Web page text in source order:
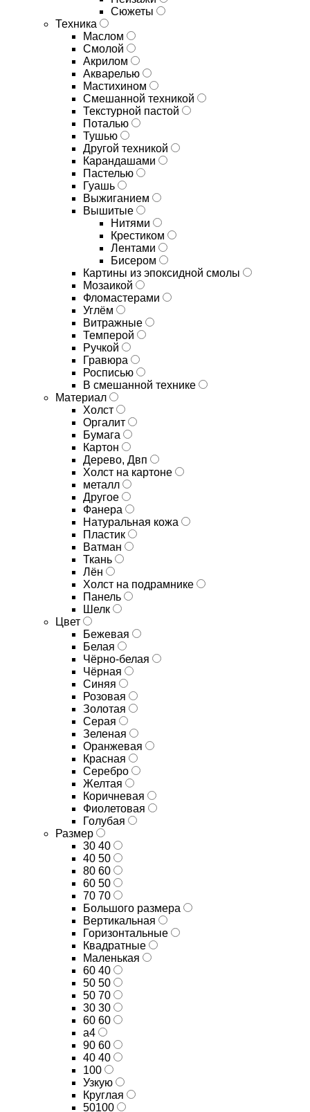
Сюжеты
Техника
Маслом
Смолой
Акрилом
Акварелью
Мастихином
Смешанной техникой
Текстурной пастой
Поталью
Тушью
Другой техникой
Карандашами
Пастелью
Гуашь
Выжиганием
Вышитые
Нитями
Крестиком
Лентами
Бисером
Картины из эпоксидной смолы
Мозаикой
Фломастерами
Углём
Витражные
Темперой
Ручкой
Гравюра
Росписью
В смешанной технике
Материал
Холст
Оргалит
Бумага
Картон
Дерево, Двп
Холст на картоне
металл
Другое
Фанера
Натуральная кожа
Пластик
Ватман
Ткань
Лён
Холст на подрамнике
Панель
Шелк
Цвет
Бежевая
Белая
Чёрно-белая
Чёрная
Синяя
Розовая
Золотая
Серая
Зеленая
Оранжевая
Красная
Серебро
Желтая
Коричневая
Фиолетовая
Голубая
Размер
30 40
40 50
80 60
60 50
70 70
Большого размера
Вертикальная
Горизонтальные
Квадратные
Маленькая
60 40
50 50
50 70
30 30
60 60
а4
90 60
40 40
100
Узкую
Круглая
50100